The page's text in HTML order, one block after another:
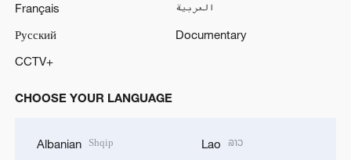
Français
العربية
Русский
Documentary
CCTV+
CHOOSE YOUR LANGUAGE
Albanian Shqip Lao ລາວ